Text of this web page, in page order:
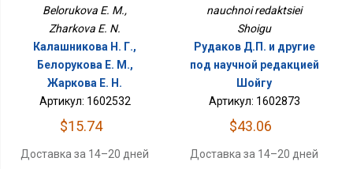
Belorukova E. M.,
Zharkova E. N.
Калашникова Н. Г.,
Белорукова Е. М.,
Жаркова Е. Н.
Артикул: 1602532
$15.74
Доставка за 14–20 дней
nauchnoi redaktsiei
Shoigu
Рудаков Д.П. и другие
под научной редакцией
Шойгу
Артикул: 1602873
$43.06
Доставка за 14–20 дней